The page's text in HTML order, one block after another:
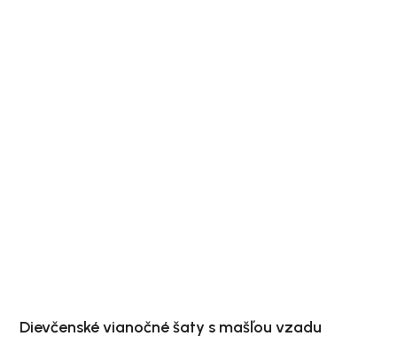
Dievčenské vianočné šaty s mašľou vzadu